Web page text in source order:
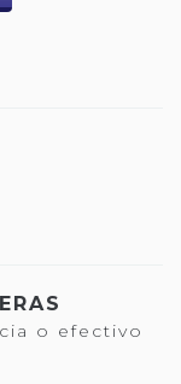
o efectivo